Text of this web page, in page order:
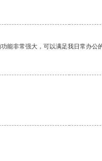
非常强大，可以满足我日常办公